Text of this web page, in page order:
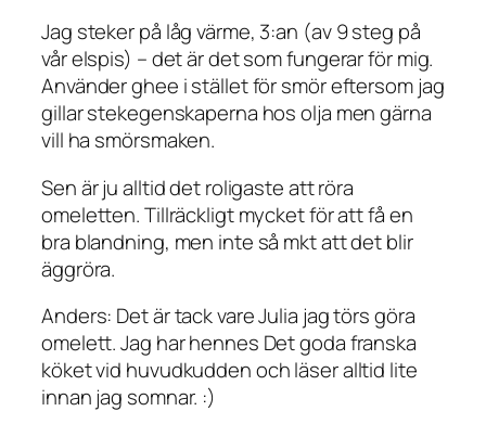
Jag steker på låg värme, 3:an (av 9 steg på
vår elspis) – det är det som fungerar för mig.
Använder ghee i stället för smör eftersom jag
gillar stekegenskaperna hos olja men gärna
vill ha smörsmaken.
Sen är ju alltid det roligaste att röra
omeletten. Tillräckligt mycket för att få en
bra blandning, men inte så mkt att det blir
äggröra.
Anders: Det är tack vare Julia jag törs göra
omelett. Jag har hennes Det goda franska
köket vid huvudkudden och läser alltid lite
innan jag somnar. :)